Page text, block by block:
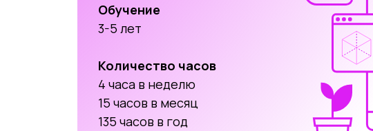
Обучение
3-5 лет
Количество часов
4 часа в неделю
15 часов в месяц
135 часов в год